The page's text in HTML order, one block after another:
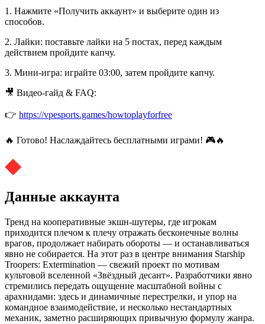
1. Нажмите «Получить аккаунт» и выберите один из
способов.
2. Лайки: поставьте лайки на 5 постах, перед каждым
действием пройдите капчу.
3. Мини-игра: играйте 03:00, затем пройдите капчу.
🎥 Видео-гайд & FAQ:
👉 https://vpesports.games/howtoplayforfree
🔥 Готово! Наслаждайтесь бесплатными играми! 🎮🔥
Данные аккаунта
Тренд на кооперативные экшн-шутеры, где игрокам
приходится плечом к плечу отражать бесконечные волны
врагов, продолжает набирать обороты — и останавливаться
явно не собирается. На этот раз в центре внимания Starship
Troopers: Extermination — свежий проект по мотивам
культовой вселенной «Звёздный десант». Разработчики явно
стремились передать ощущение масштабной войны с
арахнидами: здесь и динамичные перестрелки, и упор на
командное взаимодействие, и несколько нестандартных
механик, заметно расширяющих привычную формулу жанра.